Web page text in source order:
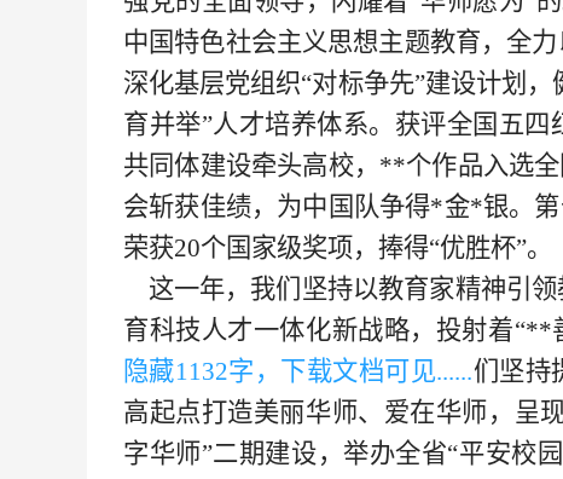
中国特色社会主义思想主题教育，全
深化基层党组织“对标争先”建设计划
育并举”人才培养体系。获评全国五
共同体建设牵头高校，**个作品入选全
会斩获佳绩，为中国队争得*金*银。
荣获20个国家级奖项，捧得“优胜杯”。
这一年，我们坚持以教育家精神引
育科技人才一体化新战略，投射着
隐藏1132字，下载文档可见......们坚持
高起点打造美丽华师、爱在华师，呈
字华师”二期建设，举办全省“平安校